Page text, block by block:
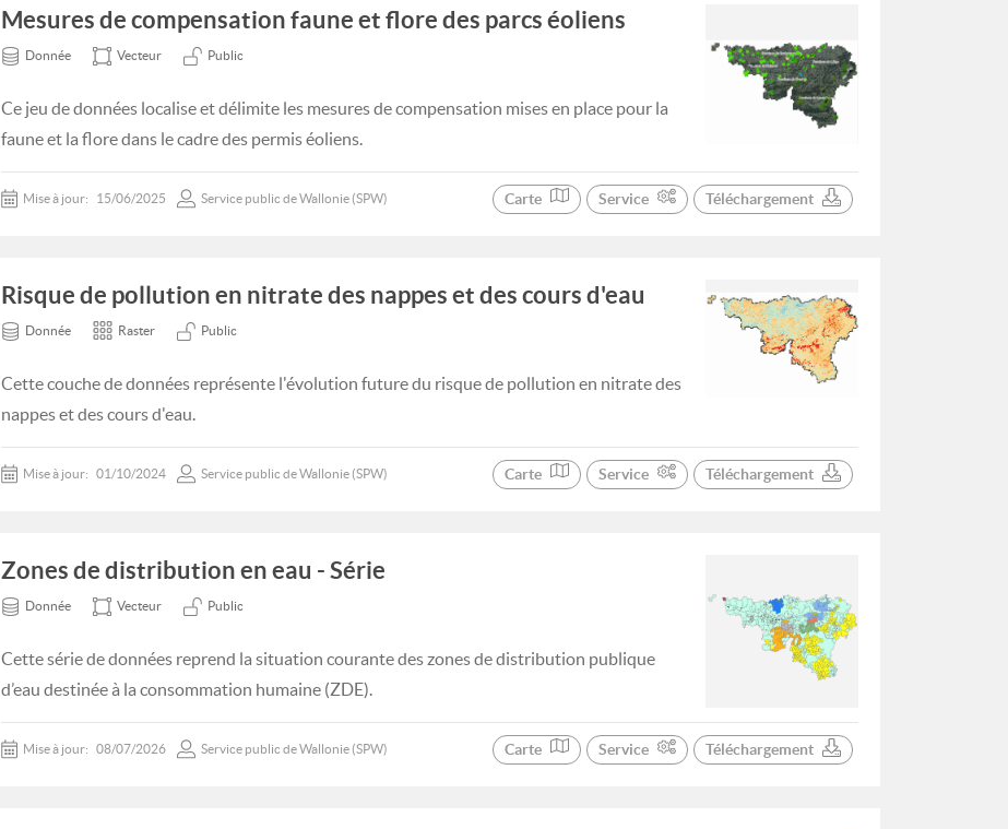
Mesures de compensation faune et flore des parcs éoliens
Donnée Vecteur Public
Ce jeu de données localise et délimite les mesures de compensation mises en place pour la
faune et la flore dans le cadre des permis éoliens.
Mise à jour: 15/06/2025 Service public de Wallonie (SPW) Carte Service Téléchargement
Risque de pollution en nitrate des nappes et des cours d'eau
Donnée Raster Public
Cette couche de données représente l'évolution future du risque de pollution en nitrate des
nappes et des cours d'eau.
Mise à jour: 01/10/2024 Service public de Wallonie (SPW) Carte Service Téléchargement
Zones de distribution en eau - Série
Donnée Vecteur Public
Cette série de données reprend la situation courante des zones de distribution publique
d’eau destinée à la consommation humaine (ZDE).
Mise à jour: 08/07/2026 Service public de Wallonie (SPW) Carte Service Téléchargement